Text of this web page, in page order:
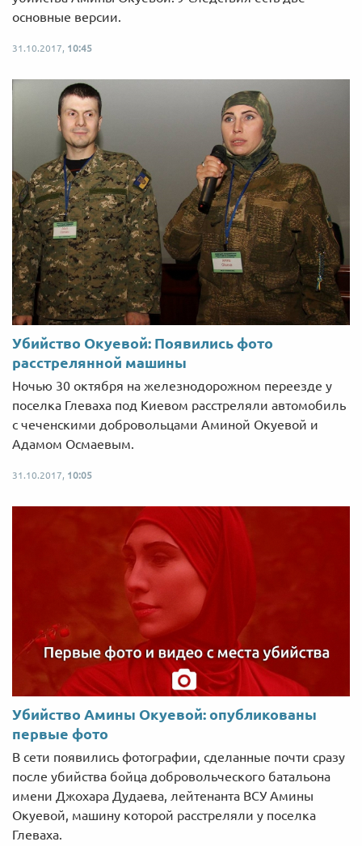
основные версии.
31.10.2017, 10:45
Убийство Окуевой: Появились фото
расстрелянной машины
Ночью 30 октября на железнодорожном переезде у
поселка Глеваха под Киевом расстреляли автомобиль
с чеченскими добровольцами Аминой Окуевой и
Адамом Осмаевым.
31.10.2017, 10:05
Убийство Амины Окуевой: опубликованы
первые фото
В сети появились фотографии, сделанные почти сразу
после убийства бойца добровольческого батальона
имени Джохара Дудаева, лейтенанта ВСУ Амины
Окуевой, машину которой расстреляли у поселка
Глеваха.